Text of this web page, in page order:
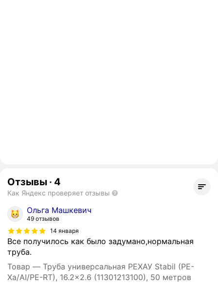
Отзывы · 4
Как Яндекс проверяет отзывы
Ольга Машкевич
49 отзывов
14 января
Все получилось как было задумано,нормальная
труба.
Товар — Труба универсальная РЕХАУ Stabil (PE-
Xa/AI/PE-RT), 16.2x2.6 (11301213100), 50 метров